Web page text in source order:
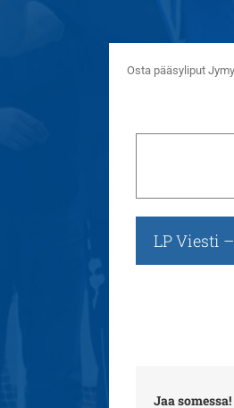
Osta pääsyliput
LP Viesti
Jaa somessa!